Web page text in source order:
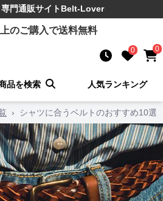
専門通販サイトBelt-Lover
のご購入で送料無料
0 0
品を検索 人気ランキング
› シャツに合うベルトのおすすめ10選